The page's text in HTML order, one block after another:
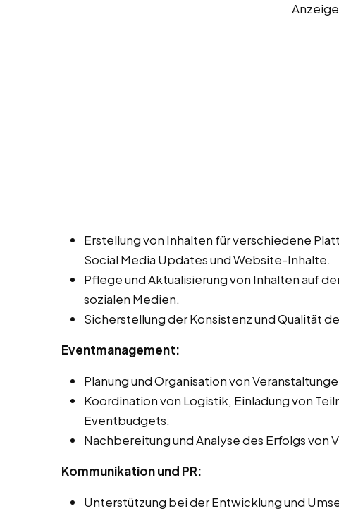
Anzeige
Erstellung von Inhalten für verschiedene
Social Media Updates und Website-Inhalte.
Pflege und Aktualisierung von Inhalten auf
sozialen Medien.
Sicherstellung der Konsistenz und Qualität
Eventmanagement:
Planung und Organisation von
Koordination von Logistik, Einladung von
Eventbudgets.
Nachbereitung und Analyse des Erfolgs von
Kommunikation und PR:
Unterstützung bei der Entwicklung und